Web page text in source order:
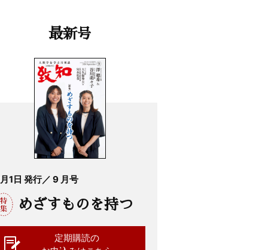
最新号
1日 発行／ 9 月号
めざすものを持つ
定期購読の